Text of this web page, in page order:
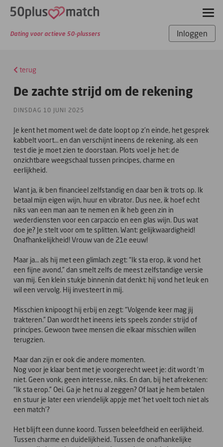
Dating voor actieve 50-plussers Inloggen
terug
De zachte strijd om de rekening
DINSDAG 10 JUNI 2025
Je kent het moment wel: de date loopt op z’n einde, het gesprek
kabbelt voort… en dan verschijnt ineens de rekening, als een
test die je moet zien te doorstaan. Plots voel je het: de
onzichtbare weegschaal tussen principes, charme en
eerlijkheid.
Want ja, ik ben financieel zelfstandig en daar ben ik trots op. Ik
betaal mijn eigen wijn, huur en vibrator. Dus nee, ik hoef echt
niks van een man aan te nemen en ik heb geen zin in
wederdiensten voor een carpaccio en een glas wijn. Dus wat
doe je? Je stelt voor om te splitten. Want: gelijkwaardigheid!
Onafhankelijkheid! Vrouw van de 21e eeuw!
Maar ja… als hij met een glimlach zegt: “Ik sta erop, ik vond het
een fijne avond,” dan smelt zelfs de meest zelfstandige versie
van mij. Een klein stukje binnenin dat denkt: hij vond het leuk en
wil een vervolg. Hij investeert in mij.
Misschien knipoogt hij erbij en zegt: “Volgende keer mag jij
trakteren.” Dan wordt het ineens iets speels zonder strijd of
principes. Gewoon twee mensen die elkaar misschien willen
terugzien.
Maar dan zijn er ook die andere momenten.
Nog voor je klaar bent met je voorgerecht weet je: dit wordt ‘m
niet. Geen vonk, geen interesse, niks. En dan, bij het afrekenen:
“Ik sta erop.” Oei. Ga je het nu al zeggen? Of laat je hem betalen
en stuur je later een vriendelijk appje met ‘het voelt toch niet als
een match’?
Het blijft een dunne koord. Tussen beleefdheid en eerlijkheid.
Tussen charme en duidelijkheid. Tussen de onafhankelijke